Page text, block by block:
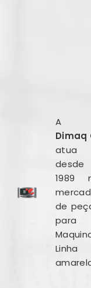
A
Dimaq
atua
desde
1989
de
para
Linha